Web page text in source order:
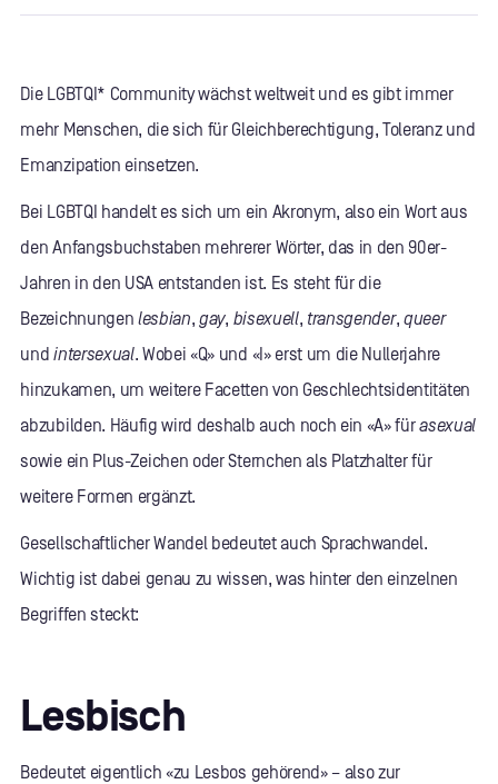
Die LGBTQI* Community wächst weltweit und es gibt immer
mehr Menschen, die sich für Gleichberechtigung, Toleranz und
Emanzipation einsetzen.
Bei LGBTQI handelt es sich um ein Akronym, also ein Wort aus
den Anfangsbuchstaben mehrerer Wörter, das in den 90er-
Jahren in den USA entstanden ist. Es steht für die
Bezeichnungen lesbian,gay, bisexuell, transgender, queer
undintersexual. Wobei «Q» und «I» erst um die Nullerjahre
hinzukamen, um weitere Facetten von Geschlechtsidentitäten
abzubilden. Häufig wird deshalb auch noch ein «A» fürasexual
sowie ein Plus-Zeichen oder Sternchen als Platzhalter für
weitere Formen ergänzt.
Gesellschaftlicher Wandel bedeutet auch Sprachwandel.
Wichtig ist dabei genau zu wissen, was hinter den einzelnen
Begriffen steckt:
Lesbisch
Bedeutet eigentlich «zu Lesbos gehörend» – also zur